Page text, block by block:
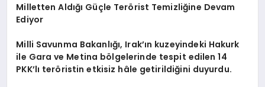
Milletten Aldığı Güçle Terörist Temizliğine Devam
Ediyor
Milli Savunma Bakanlığı, Irak’ın kuzeyindeki Hakurk
ile Gara ve Metina bölgelerinde tespit edilen 14
PKK’lı teröristin etkisiz hâle getirildiğini duyurdu.